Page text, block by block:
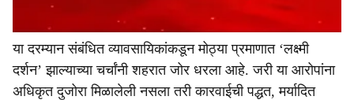
या दरम्यान संबंधित व्यावसायिकांकडून मोठ्या प्रमाणात ‘लक्ष्मी
दर्शन’ झाल्याच्या चर्चांनी शहरात जोर धरला आहे. जरी या आरोपांना
अधिकृत दुजोरा मिळालेली नसला तरी कारवाईची पद्धत, मर्यादित